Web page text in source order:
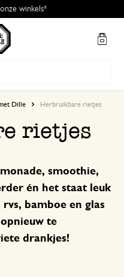
winkels*
Dille Herbruikbare rietjes
rietjes
smoothie,
én het staat leuk
bamboe en glas
te
drankjes!